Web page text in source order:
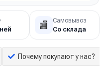
🏬 Самовывоз
Со склада
Почему покупают у нас?